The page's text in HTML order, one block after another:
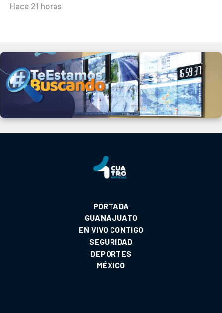
Hace 21 horas
PORTADA
GUANAJUATO
EN VIVO CONTIGO
SEGURIDAD
DEPORTES
MÉXICO